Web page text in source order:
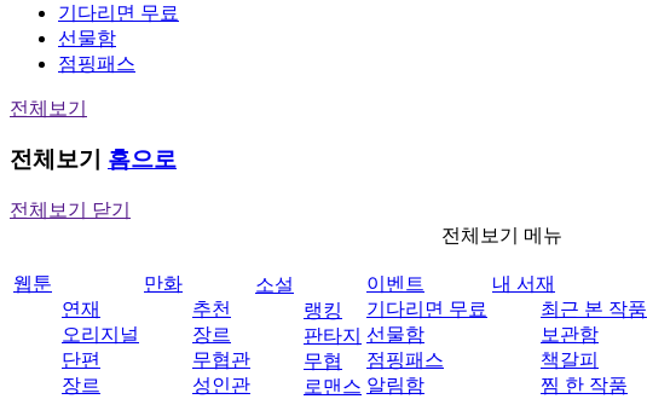
기다리면 무료
선물함
점핑패스
전체보기
전체보기 홈으로
전체보기 닫기
전체보기 메뉴
웹툰
연재
오리지널
단편
장르
만화
추천
장르
무협관
성인관
소설
랭킹
판타지
무협
로맨스
이벤트
기다리면 무료
선물함
점핑패스
알림함
내 서재
최근 본 작품
보관함
책갈피
찜 한 작품